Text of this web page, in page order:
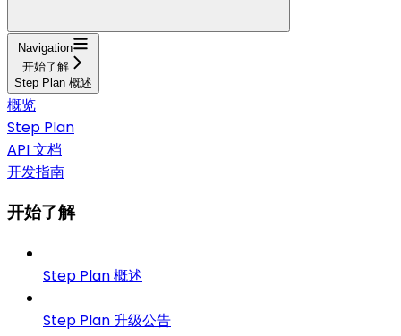
Navigation
开始了解
Step Plan 概述
概览
Step Plan
API 文档
开发指南
开始了解
Step Plan 概述
Step Plan 升级公告